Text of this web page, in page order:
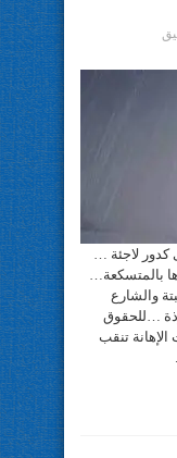
لاجئة …
بالمتسكعة…
والشارع
…للحقوق
تنقب